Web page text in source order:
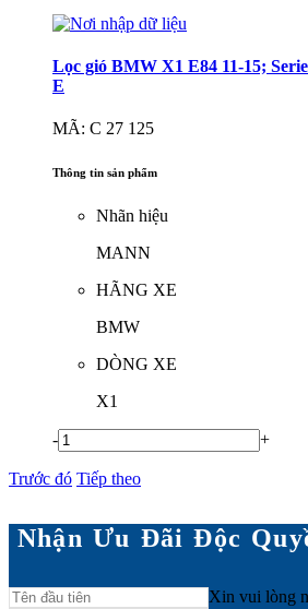
Lọc gió BMW X1 E84 11-15;
E
MÃ: C 27 125
Thông tin sản phẩm
Nhãn hiệu
MANN
HÃNG XE
BMW
DÒNG XE
X1
- +
Trước đó Tiếp theo
Nhận Ưu Đãi Độc
Xin vui lòng